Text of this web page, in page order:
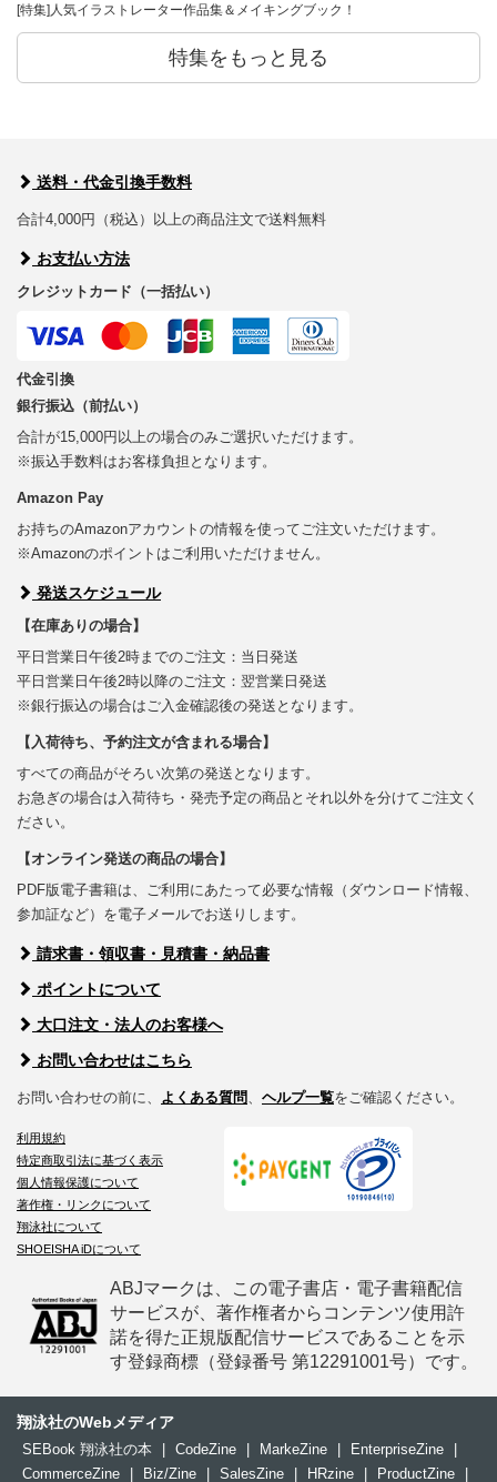
[特集]人気イラストレーター作品集＆メイキングブック！
特集をもっと見る
送料・代金引換手数料
合計4,000円（税込）以上の商品注文で送料無料
お支払い方法
クレジットカード（一括払い）
代金引換
銀行振込（前払い）
合計が15,000円以上の場合のみご選択いただけます。
※振込手数料はお客様負担となります。
Amazon Pay
お持ちのAmazonアカウントの情報を使ってご注文いただけます。
※Amazonのポイントはご利用いただけません。
発送スケジュール
【在庫ありの場合】
平日営業日午後2時までのご注文：当日発送
平日営業日午後2時以降のご注文：翌営業日発送
※銀行振込の場合はご入金確認後の発送となります。
【入荷待ち、予約注文が含まれる場合】
すべての商品がそろい次第の発送となります。
お急ぎの場合は入荷待ち・発売予定の商品とそれ以外を分けてご注文く
ださい。
【オンライン発送の商品の場合】
PDF版電子書籍は、ご利用にあたって必要な情報（ダウンロード情報、
参加証など）を電子メールでお送りします。
請求書・領収書・見積書・納品書
ポイントについて
大口注文・法人のお客様へ
お問い合わせはこちら
お問い合わせの前に、 よくある質問 ヘルプ一覧をご確認ください。
利用規約
特定商取引法に基づく表示
個人情報保護について
著作権・リンクについて
翔泳社について
SHOEISHA iDについて
ABJマークは、この電子書店・電子書籍配信
サービスが、著作権者からコンテンツ使用許
諾を得た正規版配信サービスであることを示
す登録商標（登録番号 第12291001号）です。
翔泳社のWebメディア
SEBook 翔泳社の本 CodeZine MarkeZine EnterpriseZine
CommerceZine
Biz/Zine SalesZine HRzine ProductZine